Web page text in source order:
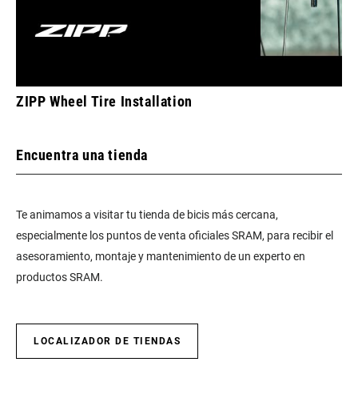
ZIPP Wheel Tire Installation
Encuentra una tienda
Te animamos a visitar tu tienda de bicis más cercana,
especialmente los puntos de venta oficiales SRAM, para recibir el
asesoramiento, montaje y mantenimiento de un experto en
productos SRAM.
LOCALIZADOR DE TIENDAS